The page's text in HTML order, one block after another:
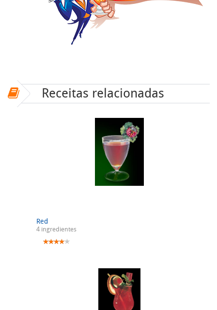
Receitas relacionadas
Red
4 ingredientes